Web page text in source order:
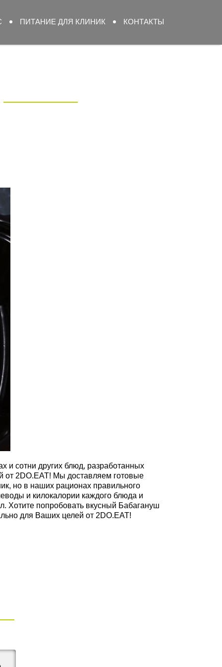
ПИТАНИЕ ДЛЯ КЛИНИК КОНТАКТЫ
и сотни других блюд, разработанных
2DO.EAT! Мы доставляем готовые
но в наших рационах правильного
и килокалории каждого блюда и
Хотите попробовать вкусный Бабагануш
для Ваших целей от 2DO.EAT!